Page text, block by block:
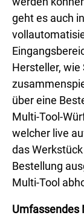
geht es auch
Hersteller,
über eine
Multi-Tool-
welcher live
das
Bestellung
Multi-Tool
Umfassendes